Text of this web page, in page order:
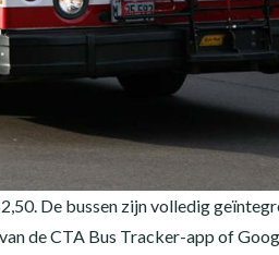
De bussen zijn volledig
de CTA Bus Tracker-app of